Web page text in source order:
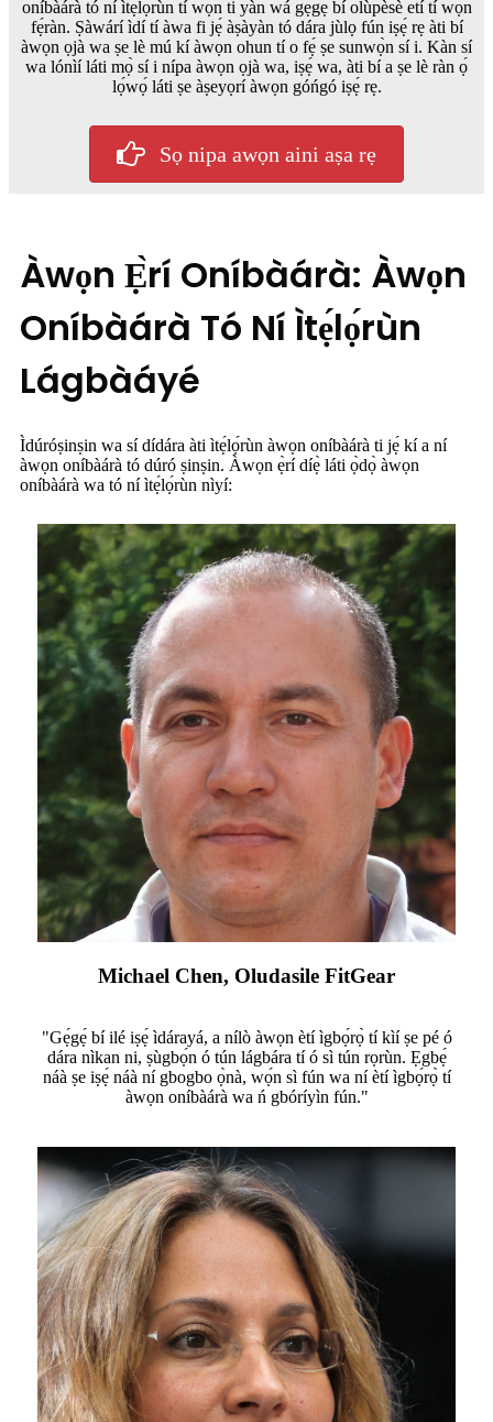
oníbàárà tó ní ìtẹ́lọ́rùn tí wọ́n ti yàn wá gẹ́gẹ́ bí olùpèsè etí tí wọ́n
fẹ́ràn. Ṣàwárí ìdí tí àwa fi jẹ́ àṣàyàn tó dára jùlọ fún iṣẹ́ rẹ àti bí
àwọn ọjà wa ṣe lè mú kí àwọn ohun tí o fẹ́ ṣe sunwọ̀n sí i. Kàn sí
wa lónìí láti mọ̀ sí i nípa àwọn ọjà wa, iṣẹ́ wa, àti bí a ṣe lè ràn ọ́
lọ́wọ́ láti ṣe àṣeyọrí àwọn góńgó iṣẹ́ rẹ.
Sọ nipa awọn aini aṣa rẹ
Àwọn Ẹ̀rí Oníbàárà: Àwọn
Oníbàárà Tó Ní Ìtẹ́lọ́rùn
Lágbàáyé
Ìdúróṣinṣin wa sí dídára àti ìtẹ́lọ́rùn àwọn oníbàárà ti jẹ́ kí a ní
àwọn oníbàárà tó dúró ṣinṣin. Àwọn ẹ̀rí díẹ̀ láti ọ̀dọ̀ àwọn
oníbàárà wa tó ní ìtẹ́lọ́rùn nìyí:
Michael Chen, Oludasile FitGear
"Gẹ́gẹ́ bí ilé iṣẹ́ ìdárayá, a nílò àwọn ètí ìgbọ́rọ̀ tí kìí ṣe pé ó
dára nìkan ni, ṣùgbọ́n ó tún lágbára tí ó sì tún rọrùn. Ẹgbẹ́
náà ṣe iṣẹ́ náà ní gbogbo ọ̀nà, wọ́n sì fún wa ní ètí ìgbọ́rọ̀ tí
àwọn oníbàárà wa ń gbóríyìn fún."